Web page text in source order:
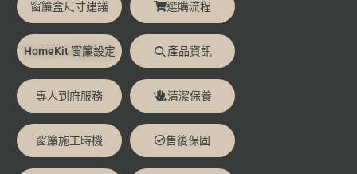
窗簾盒尺寸建議 選購流程
HomeKit 窗簾設定 產品資訊
專人到府服務 清潔保養
窗簾施工時機 售後保固